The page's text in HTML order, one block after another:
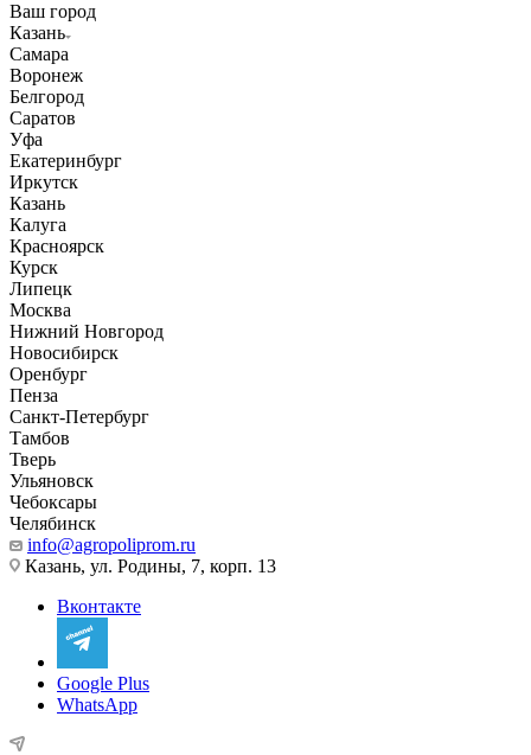
Ваш город
Казань
Самара
Воронеж
Белгород
Саратов
Уфа
Екатеринбург
Иркутск
Казань
Калуга
Красноярск
Курск
Липецк
Москва
Нижний Новгород
Новосибирск
Оренбург
Пенза
Санкт-Петербург
Тамбов
Тверь
Ульяновск
Чебоксары
Челябинск
info@agropoliprom.ru
Казань, ул. Родины, 7, корп. 13
Вконтакте
Google Plus
WhatsApp